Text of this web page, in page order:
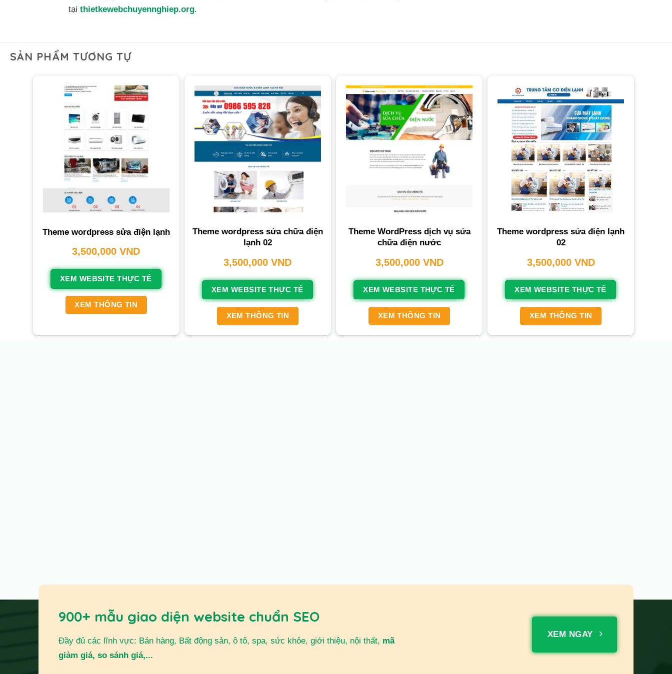
tại thietkewebchuyennghiep.org.
SẢN PHẨM TƯƠNG TỰ
Theme wordpress sửa điện lạnh
3,500,000VND
XEM WEBSITE THỰC TẾ
XEM THÔNG TIN
Theme wordpress sửa chữa điện
lạnh 02
3,500,000VND
XEM WEBSITE THỰC TẾ
XEM THÔNG TIN
Theme WordPress dịch vụ sửa
chữa điện nước
3,500,000 VND
XEM WEBSITE THỰC TẾ
XEM THÔNG TIN
Theme wordpress sửa điện lạnh
02
3,500,000 VND
XEM WEBSITE THỰC TẾ
XEM THÔNG TIN
900+ mẫu giao diện website chuẩn SEO
Đầy đủ các lĩnh vực: Bán hàng, Bất động sản, ô tô, spa, sức khỏe, giới thiệu, nội thất, mã
giảm giá, so sánh giá,...
XEM NGAY